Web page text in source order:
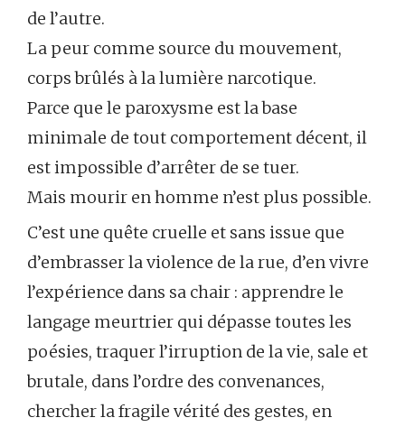
de l’autre.
La peur comme source du mouvement,
corps brûlés à la lumière narcotique.
Parce que le paroxysme est la base
minimale de tout comportement décent, il
est impossible d’arrêter de se tuer.
Mais mourir en homme n’est plus possible.
C’est une quête cruelle et sans issue que
d’embrasser la violence de la rue, d’en vivre
l’expérience dans sa chair : apprendre le
langage meurtrier qui dépasse toutes les
poésies, traquer l’irruption de la vie, sale et
brutale, dans l’ordre des convenances,
chercher la fragile vérité des gestes, en